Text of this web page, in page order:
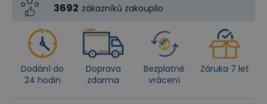
3692 zákazníků zakoupilo
Dodání do
24 hodin
Doprava
zdarma
Bezplatné
vrácení
Záruka 7 let